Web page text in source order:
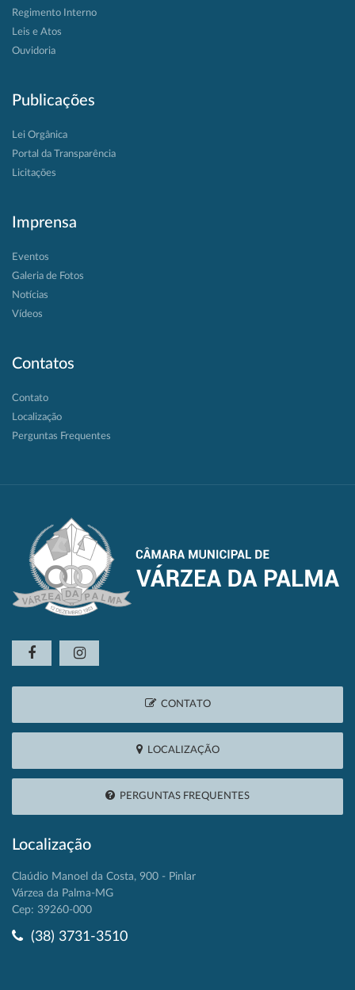
Regimento Interno
Leis e Atos
Ouvidoria
Publicações
Lei Orgânica
Portal da Transparência
Licitações
Imprensa
Eventos
Galeria de Fotos
Notícias
Vídeos
Contatos
Contato
Localização
Perguntas Frequentes
CONTATO
LOCALIZAÇÃO
PERGUNTAS FREQUENTES
Localização
Claúdio Manoel da Costa, 900 - Pinlar
Várzea da Palma-MG
Cep: 39260-000
(38) 3731-3510